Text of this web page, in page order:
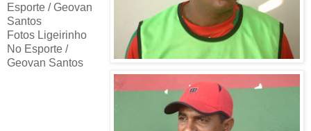
Esporte / Geovan
Santos
Fotos Ligeirinho
No Esporte /
Geovan Santos